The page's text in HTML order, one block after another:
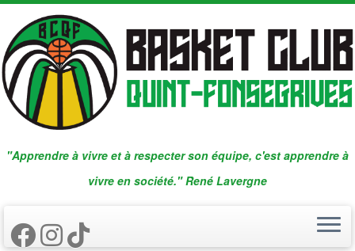
Passer
contenu
"Apprendre à vivre et à respecter son équipe, c'est apprendre à
vivre en société." René Lavergne